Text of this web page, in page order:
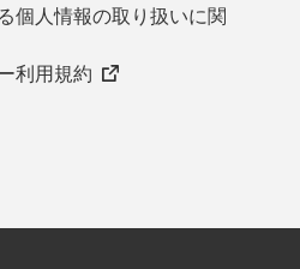
個人情報の取り扱いに関
利用規約